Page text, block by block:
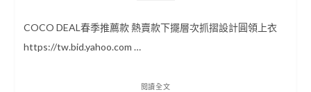
COCO DEAL春季推薦款 熱賣款下擺層次抓摺設計圓領上衣
https://tw.bid.yahoo.com …
閱讀全文